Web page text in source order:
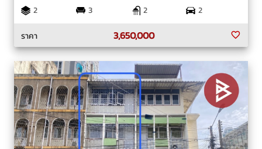
2
3 2
2
ราคา
3,650,000